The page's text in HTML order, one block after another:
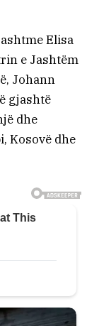
Elisa
e Jashtëm
Johann
gjashtë
dhe
Kosovë dhe